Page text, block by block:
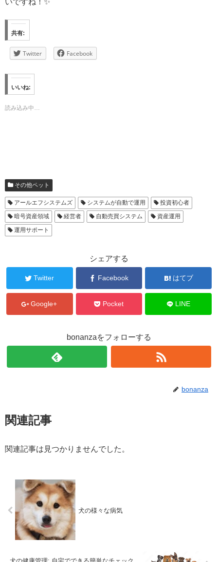
共有:
Twitter Facebook
いいね:
読み込み中…
その他ペット
アールエフシステムズ システムが自動で運用
投資初心者
暗号資産領域
経営者 自動売買システム
資産運用
運用サポート
シェアする
Twitter Facebook はてブ
Google+ Pocket LINE
bonanzaをフォローする
bonanza
関連記事
関連記事は見つかりませんでした。
犬の様々な病気